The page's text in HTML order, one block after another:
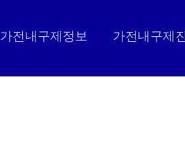
가전내구제정보 가전내구제